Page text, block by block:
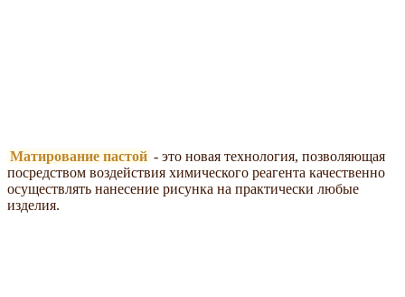
Матирование пастой - это новая технология, позволяющая
посредством воздействия химического реагента качественно
осуществлять нанесение рисунка на практически любые
изделия.